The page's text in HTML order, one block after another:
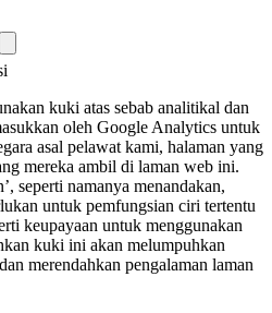
kuki atas sebab analitikal dan
oleh Google Analytics untuk
asal pelawat kami, halaman yang
mereka ambil di laman web ini.
seperti namanya menandakan,
untuk pemfungsian ciri tertentu
keupayaan untuk menggunakan
kuki ini akan melumpuhkan
merendahkan pengalaman laman